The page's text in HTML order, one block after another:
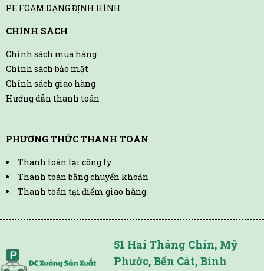
PE FOAM DẠNG ĐỊNH HÌNH
CHÍNH SÁCH
Chính sách mua hàng
Chính sách bảo mật
Chính sách giao hàng
Hướng dẫn thanh toán
PHƯƠNG THỨC THANH TOÁN
Thanh toán tại công ty
Thanh toán bằng chuyển khoản
Thanh toán tại điểm giao hàng
51 Hai Tháng Chín, Mỹ
Phước, Bến Cát, Bình